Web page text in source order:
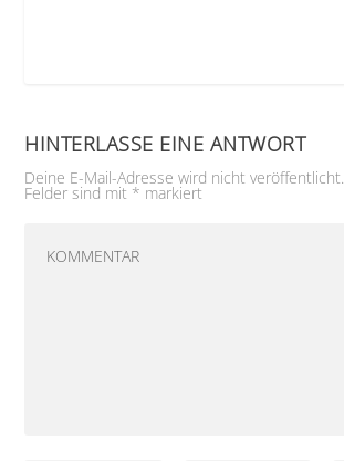
HINTERLASSE EINE ANTWORT
Deine E-Mail-Adresse wird nicht veröffentlicht.
Felder sind mit * markiert